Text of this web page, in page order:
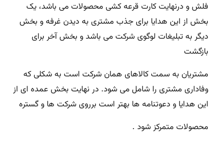
فلش و درنهایت کارت قرعه کشی محصولات می باشد، یک
بخش از این هدایا برای جذب مشتری به دیدن غرفه و بخش
دیگر به تبلیغات لوگوی شرکت می باشد و بخش آخر برای
بازگشت
مشتریان به سمت کالاهای همان شرکت است به شکلی که
وفاداری مشتری را شامل می شود. در نهایت بخش عمده ای از
این هدایا و دعوتنامه ها بهتر است برروی شرکت ها و گستره
محصولات متمرکز شود .